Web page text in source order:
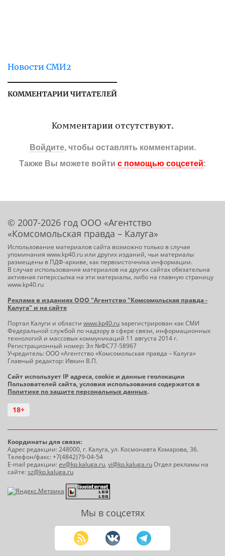
Новости СМИ2
КОММЕНТАРИИ ЧИТАТЕЛЕЙ
Комментарии отсутствуют.
Войдите, чтобы оставлять комментарии.
Также Вы можете войти с помощью соцсетей:
© 2007-2026 год ООО «Агентство
«Комсомольская правда – Калуга»
Использование материалов сайта возможно только в случае
упоминания www.kp40.ru или других изданий, чьи материалы
размещены в ПДФ-архиве, как первоисточника информации.
В случае использования материалов на других сайтах обязательна
активная гиперссылка на эти материалы, либо на главную страницу
www.kp40.ru
Реклама в изданиях ООО "Агентство "Комсомольская правда -
Калуга" и на сайте
Портал Калуги и области www.kp40.ruзарегистрирован как СМИ
Федеральной службой по надзору в сфере связи, информационных
технологий и массовых коммуникаций 11 августа 2014 г.
Регистрационный номер: Эл №ФС77-58967
Учредитель: ООО «Агентство «Комсомольская правда – Калуга»
Главный редактор: Ивкин В.П.
Сайт использует IP адреса, cookie и данные геолокации
Пользователей сайта, условия использования содержатся в
Политике по защите персональных данных.
18+
Координаты для связи:
Адрес редакции: 248000, г. Калуга, ул. Космонавта Комарова, 36.
Телефон/факс: +7(4842)79-04-54
E-mail редакции:ev@kp.kaluga.ru, vi@kp.kaluga.ruОтдел рекламы на
сайте:sz@kp.kaluga.ru
Мы в соцсетях